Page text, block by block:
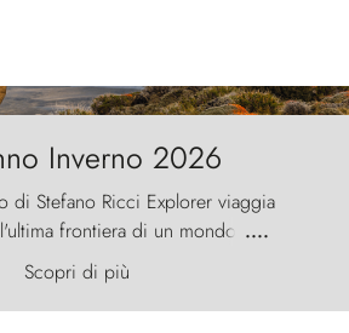
Inverno 2026
di Stefano Ricci Explorer viaggia
frontiera di un mondo
il vento scolpisce la natura con
e le Torres del Paine sfidano il
sentinelle di pietra.
....
Scopri di più